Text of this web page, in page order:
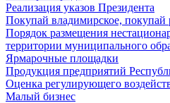
Реализация указов Президента
Покупай владимирское, покупай
Порядок размещения
территории муниципального
Ярмарочные площадки
Продукция предприятий
Оценка регулирующего
Малый бизнес